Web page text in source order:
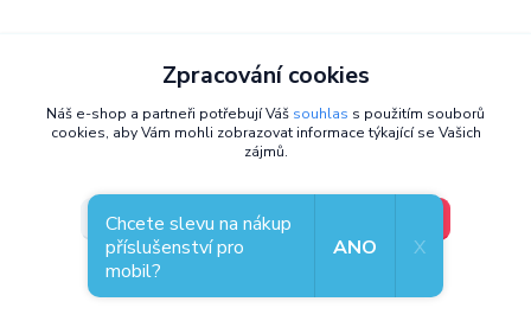
Potřebujete poradit?
Odborník Jirka ví, co sedne vašemu mobilu
+420 777 057 774(Po-Pá 8-15:30 hod)
Coolcase - Pouzdra, obaly a kryty, kterým
Zpracování cookies
Náš e-shop a partneři potřebují Váš souhlas s použitím souborů
cookies, aby Vám mohli zobrazovat informace týkající se Vašich
zájmů.
Nastavení V pořádku, jdu si vybrat
Souhlas můžete odmítnout
Chcete slevu na nákup
příslušenství pro
mobil?
ANO X